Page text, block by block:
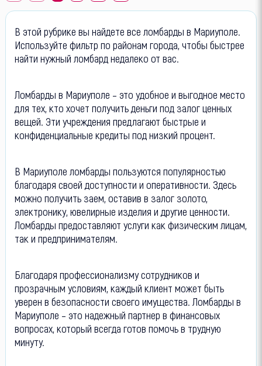
В этой рубрике вы найдете все ломбарды в Мариуполе.
Используйте фильтр по районам города, чтобы быстрее
найти нужный ломбард недалеко от вас.
Ломбарды в Мариуполе – это удобное и выгодное место
для тех, кто хочет получить деньги под залог ценных
вещей. Эти учреждения предлагают быстрые и
конфиденциальные кредиты под низкий процент.
В Мариуполе ломбарды пользуются популярностью
благодаря своей доступности и оперативности. Здесь
можно получить заем, оставив в залог золото,
электронику, ювелирные изделия и другие ценности.
Ломбарды предоставляют услуги как физическим лицам,
так и предпринимателям.
Благодаря профессионализму сотрудников и
прозрачным условиям, каждый клиент может быть
уверен в безопасности своего имущества. Ломбарды в
Мариуполе – это надежный партнер в финансовых
вопросах, который всегда готов помочь в трудную
минуту.